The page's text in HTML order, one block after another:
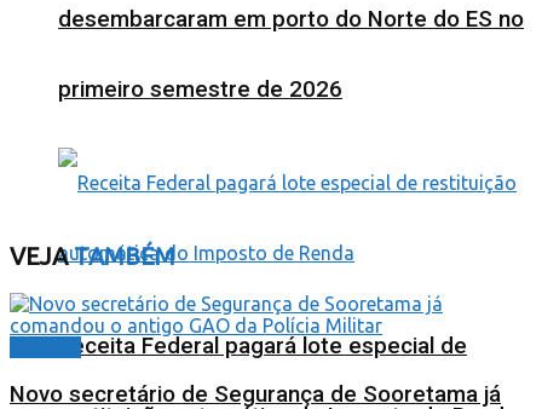
desembarcaram em porto do Norte do ES no
primeiro semestre de 2026
Receita Federal pagará lote especial de
VEJATAMBÉM
Novo secretário de Segurança de Sooretama já